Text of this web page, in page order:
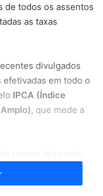
de todos os assentos
as taxas
divulgados
efetivadas em todo o
IPCA (Índice
, que mede a
e Estatística)
de compras de